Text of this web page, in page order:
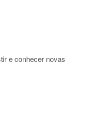
e conhecer novas